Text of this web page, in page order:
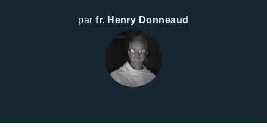
parfr. Henry Donneaud